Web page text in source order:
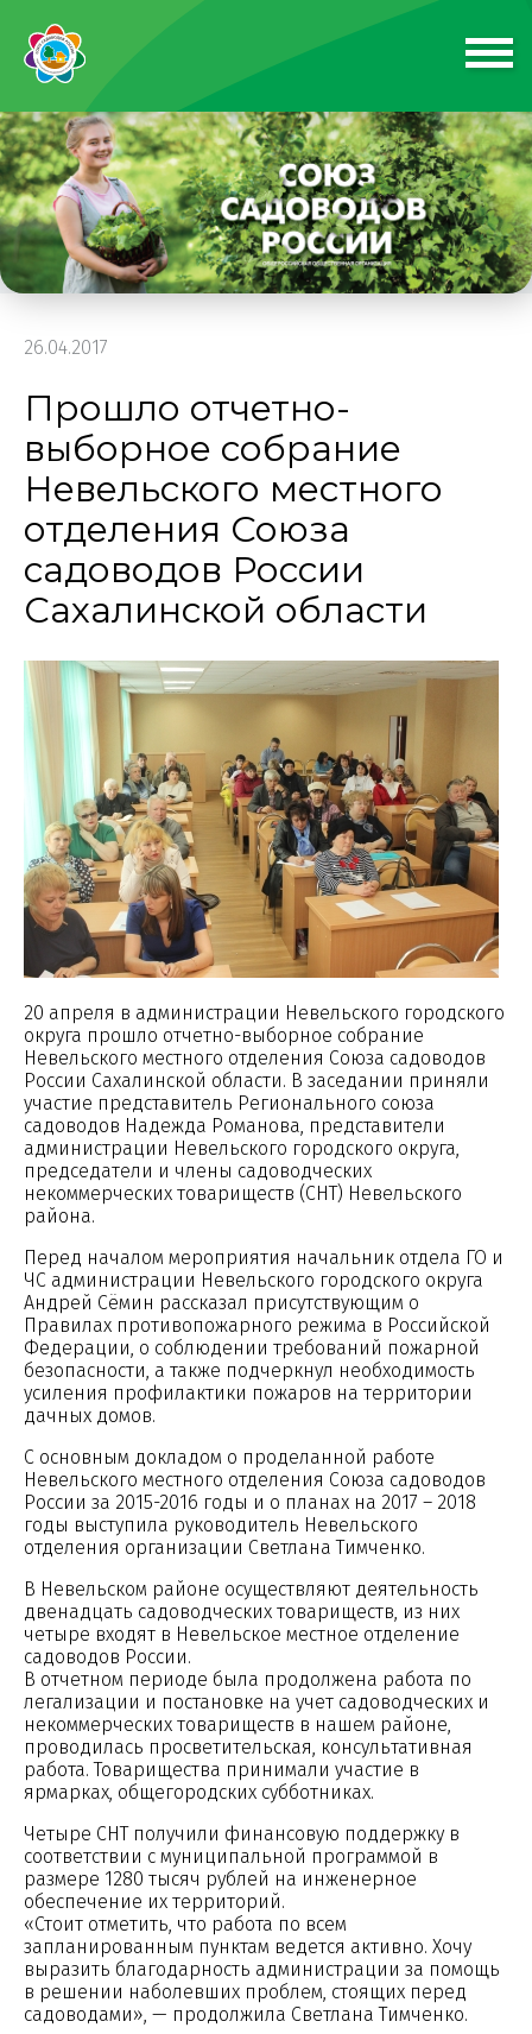
26.04.2017
Прошло отчетно-
выборное собрание
Невельского местного
отделения Союза
садоводов России
Сахалинской области
20 апреля в администрации Невельского городского
округа прошло отчетно-выборное собрание
Невельского местного отделения Союза садоводов
России Сахалинской области. В заседании приняли
участие представитель Регионального союза
садоводов Надежда Романова, представители
администрации Невельского городского округа,
председатели и члены садоводческих
некоммерческих товариществ (СНТ) Невельского
района.
Перед началом мероприятия начальник отдела ГО и
ЧС администрации Невельского городского округа
Андрей Сёмин рассказал присутствующим о
Правилах противопожарного режима в Российской
Федерации, о соблюдении требований пожарной
безопасности, а также подчеркнул необходимость
усиления профилактики пожаров на территории
дачных домов.
С основным докладом о проделанной работе
Невельского местного отделения Союза садоводов
России за 2015-2016 годы и о планах на 2017 – 2018
годы выступила руководитель Невельского
отделения организации Светлана Тимченко.
В Невельском районе осуществляют деятельность
двенадцать садоводческих товариществ, из них
четыре входят в Невельское местное отделение
садоводов России.
В отчетном периоде была продолжена работа по
легализации и постановке на учет садоводческих и
некоммерческих товариществ в нашем районе,
проводилась просветительская, консультативная
работа. Товарищества принимали участие в
ярмарках, общегородских субботниках.
Четыре СНТ получили финансовую поддержку в
соответствии с муниципальной программой в
размере 1280 тысяч рублей на инженерное
обеспечение их территорий.
«Стоит отметить, что работа по всем
запланированным пунктам ведется активно. Хочу
выразить благодарность администрации за помощь
в решении наболевших проблем, стоящих перед
садоводами», — продолжила Светлана Тимченко.